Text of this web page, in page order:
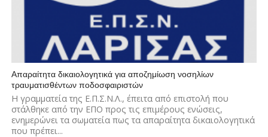
Απαραίτητα δικαιολογητικά για αποζημίωση νοσηλίων
τραυματισθέντων ποδοσφαιριστών
Η γραμματεία της Ε.Π.Σ.Ν.Λ., έπειτα από επιστολή που
στάλθηκε από την ΕΠΟ προς τις επιμέρους ενώσεις,
ενημερώνει τα σωματεία πως τα απαραίτητα δικαιολογητικά
που πρέπει...